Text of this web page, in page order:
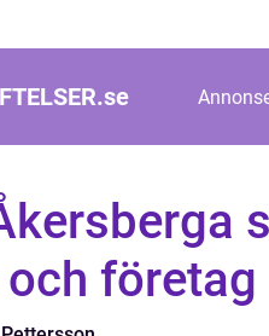
se
företag